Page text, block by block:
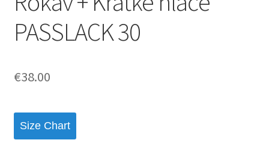
PASSLACK 30
€38.00
Size Chart